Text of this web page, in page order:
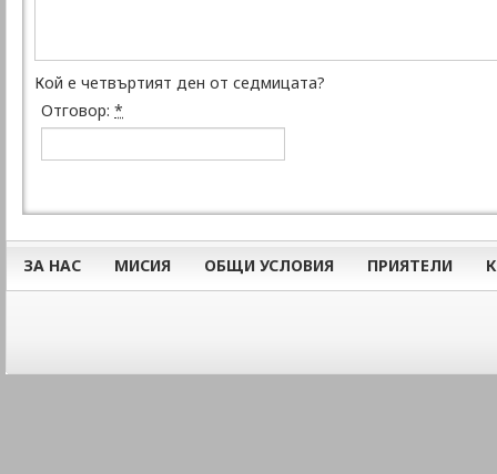
Кой е четвъртият ден от седмицата?
Отговор: *
ЗА НАС МИСИЯ ОБЩИ УСЛОВИЯ ПРИЯТЕЛИ